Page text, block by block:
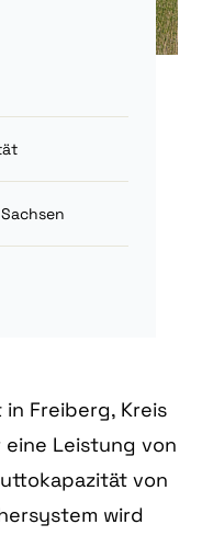
Freiberg, Kreis
Leistung von
von
wird